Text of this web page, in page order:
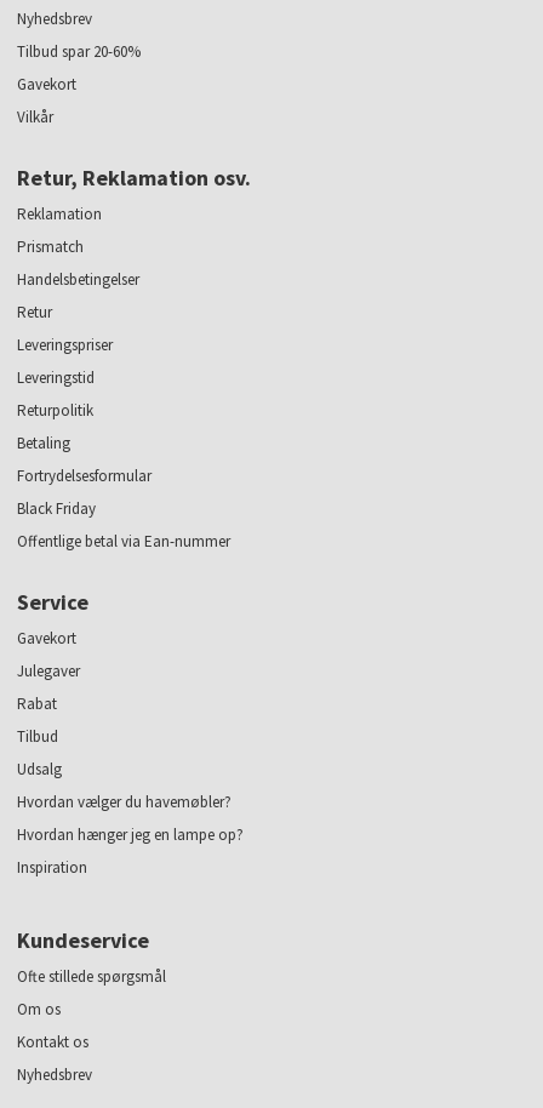
Nyhedsbrev
Tilbud spar 20-60%
Gavekort
Vilkår
Retur, Reklamation osv.
Reklamation
Prismatch
Handelsbetingelser
Retur
Leveringspriser
Leveringstid
Returpolitik
Betaling
Fortrydelsesformular
Black Friday
Offentlige betal via Ean-nummer
Service
Gavekort
Julegaver
Rabat
Tilbud
Udsalg
Hvordan vælger du havemøbler?
Hvordan hænger jeg en lampe op?
Inspiration
Kundeservice
Ofte stillede spørgsmål
Om os
Kontakt os
Nyhedsbrev